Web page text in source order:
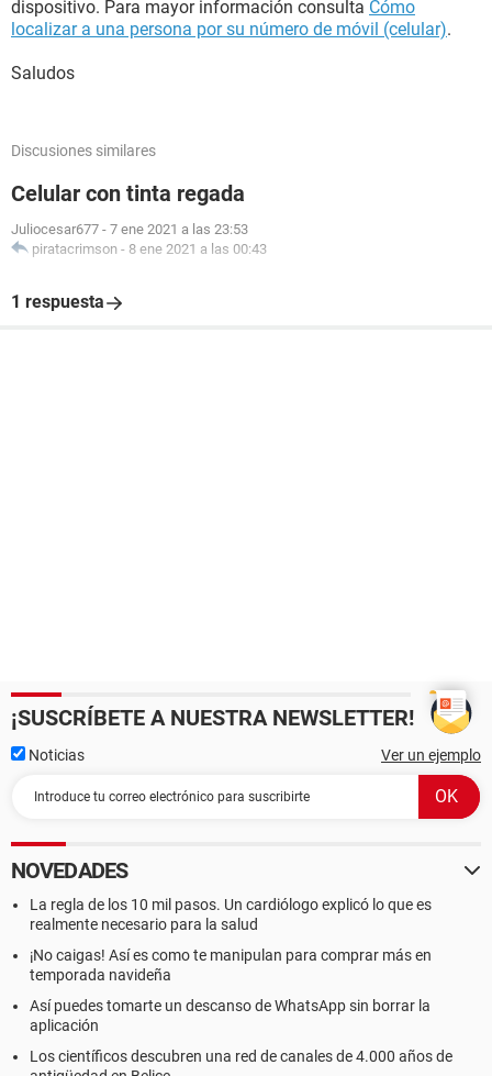
dispositivo. Para mayor información consulta Cómo
localizar a una persona por su número de móvil (celular).
Saludos
Discusiones similares
Celular con tinta regada
Juliocesar677 - 7 ene 2021 a las 23:53
piratacrimson - 8 ene 2021 a las 00:43
1 respuesta
¡SUSCRÍBETE A NUESTRA NEWSLETTER!
Noticias Ver un ejemplo
NOVEDADES
La regla de los 10 mil pasos. Un cardiólogo explicó lo que es
realmente necesario para la salud
¡No caigas! Así es como te manipulan para comprar más en
temporada navideña
Así puedes tomarte un descanso de WhatsApp sin borrar la
aplicación
Los científicos descubren una red de canales de 4.000 años de